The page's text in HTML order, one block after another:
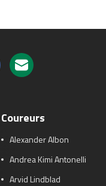
Coureurs
Alexander Albon
Andrea Kimi Antonelli
Arvid Lindblad